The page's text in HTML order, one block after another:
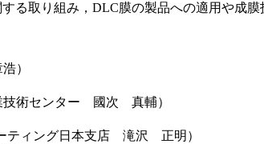
る取り組み，DLC膜の製品への適用や成
）
技術センター 國次 真輔）
ティング日本支店 滝沢 正明）